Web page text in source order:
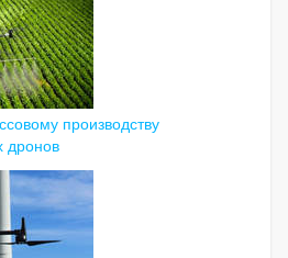
производству
дронов